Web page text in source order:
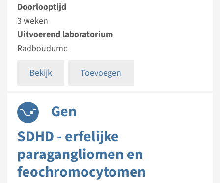
Doorlooptijd
3 weken
Uitvoerend laboratorium
Radboudumc
Bekijk
Toevoegen
Gen
SDHD - erfelijke
paragangliomen en
feochromocytomen